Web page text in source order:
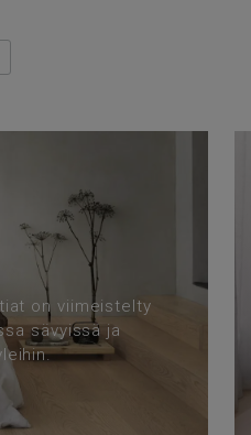
on viimeistelty
sävyissä ja